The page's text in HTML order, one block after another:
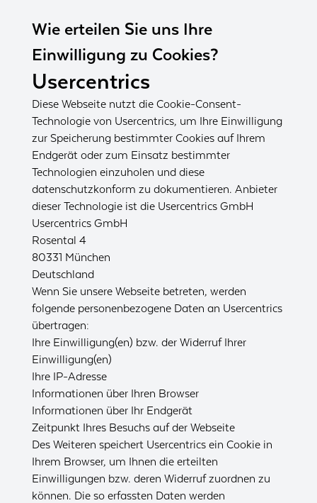
Wie erteilen Sie uns Ihre
Einwilligung zu Cookies?
Usercentrics
Diese Webseite nutzt die Cookie-Consent-
Technologie von Usercentrics, um Ihre Einwilligung
zur Speicherung bestimmter Cookies auf Ihrem
Endgerät oder zum Einsatz bestimmter
Technologien einzuholen und diese
datenschutzkonform zu dokumentieren. Anbieter
dieser Technologie ist die Usercentrics GmbH
Usercentrics GmbH
Rosental 4
80331 München
Deutschland
Wenn Sie unsere Webseite betreten, werden
folgende personenbezogene Daten an Usercentrics
übertragen:
Ihre Einwilligung(en) bzw. der Widerruf Ihrer
Einwilligung(en)
Ihre IP-Adresse
Informationen über Ihren Browser
Informationen über Ihr Endgerät
Zeitpunkt Ihres Besuchs auf der Webseite
Des Weiteren speichert Usercentrics ein Cookie in
Ihrem Browser, um Ihnen die erteilten
Einwilligungen bzw. deren Widerruf zuordnen zu
können. Die so erfassten Daten werden